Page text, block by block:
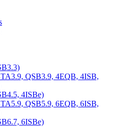
QSB3.9, 4EQB, 4ISB,
4ISBe)
QSB5.9, 6EQB, 6ISB,
6ISBe)